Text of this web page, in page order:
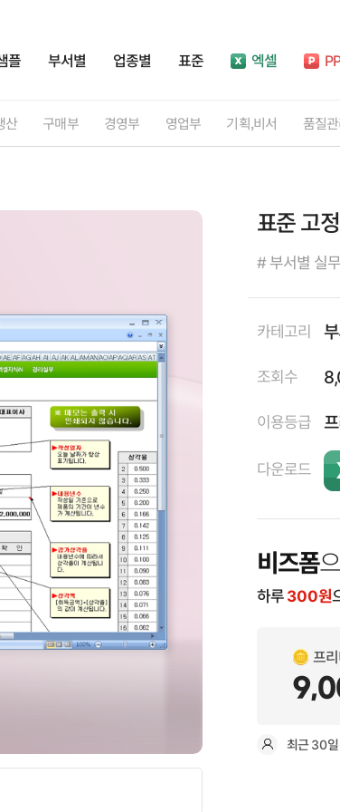
플 부서별 업종별 표준 엑셀
산 구매부 경영부 영업부 기획,비서 품질
표준 고
# 부서별 실
카테고리
조회수
이용등급
다운로드
비즈폼
하루 300원
프
최근30일